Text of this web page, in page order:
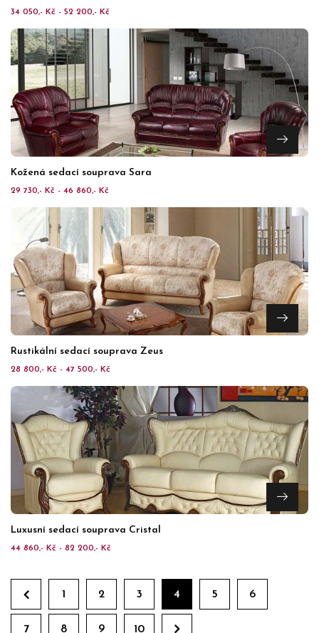
34 050,- Kč - 52 200,- Kč
Kožená sedací souprava Sara
29 730,- Kč - 46 860,- Kč
Rustikální sedací souprava Zeus
28 800,- Kč - 47 500,- Kč
Luxusní sedací souprava Cristal
44 860,- Kč - 82 200,- Kč
1 2 3 4 5 6
7 8 9 10